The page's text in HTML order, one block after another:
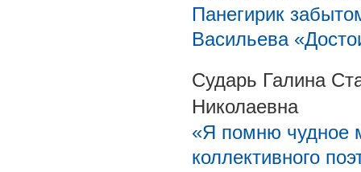
Панегирик
Васильева
Сударь Галина
Николаевна
«Я помню чудное
коллективного